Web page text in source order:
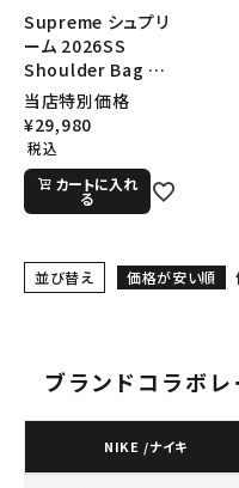
Follow us
Supreme シュプリ
ーム 2026SS
Shoulder Bag シ
ョルダーバッグ ブラ
ック
当店特別価格
¥29,980
税込
カートに入れ
る
並び替え 価格が安い順
ブランドコラボ
NIKE /ナイキ